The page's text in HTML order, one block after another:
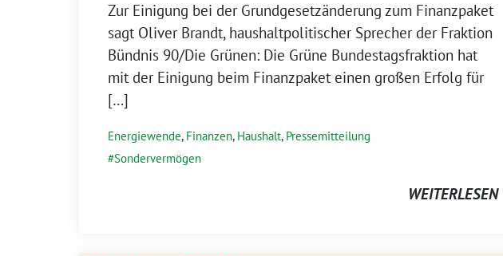
Zur Einigung bei der Grundgesetzänderung zum Finanzpaket
sagt Oliver Brandt, haushaltpolitischer Sprecher der Fraktion
Bündnis 90/Die Grünen: Die Grüne Bundestagsfraktion hat
mit der Einigung beim Finanzpaket einen großen Erfolg für
[…]
Energiewende, Finanzen, Haushalt, Pressemitteilung
Sondervermögen
WEITERLESEN